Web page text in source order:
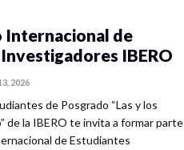
Internacional de
IBERO
2026
de Posgrado “Las y los
de la IBERO te invita a formar parte
de Estudiantes